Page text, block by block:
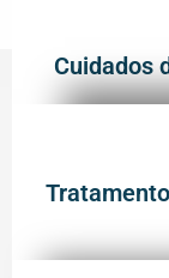
Cuidados